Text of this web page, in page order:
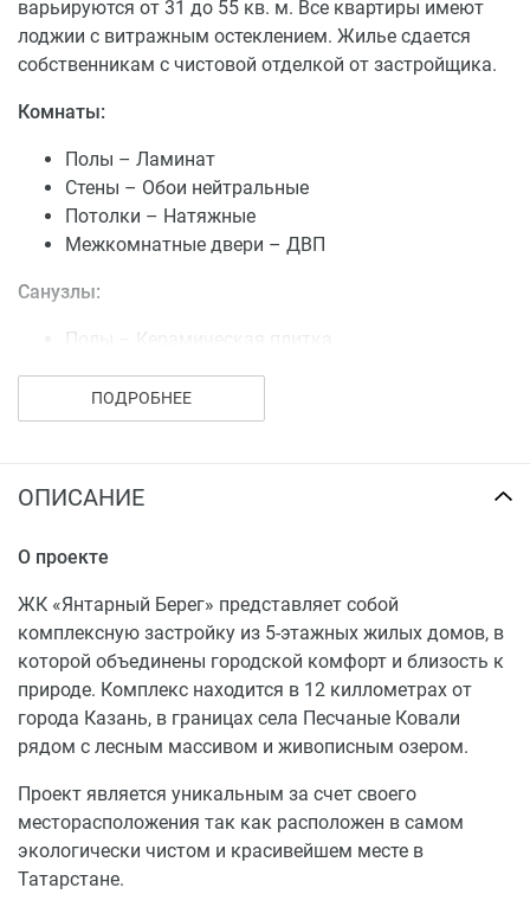
варьируются от 31 до 55 кв. м. Все квартиры имеют
лоджии с витражным остеклением. Жилье сдается
собственникам с чистовой отделкой от застройщика.
Комнаты:
Полы – Ламинат
Стены – Обои нейтральные
Потолки – Натяжные
Межкомнатные двери – ДВП
Санузлы:
Полы – Керамическая плитка
посредством полной оплаты, в рассрочку или в
и специальные предложения от застройщика.
ПОДРОБНЕЕ
ОПИСАНИЕ
О проекте
ЖК «Янтарный Берег» представляет собой
комплексную застройку из 5-этажных жилых домов, в
которой объединены городской комфорт и близость к
природе. Комплекс находится в 12 киллометрах от
города Казань, в границах села Песчаные Ковали
рядом с лесным массивом и живописным озером.
Проект является уникальным за счет своего
месторасположения так как расположен в самом
экологически чистом и красивейшем месте в
Татарстане.